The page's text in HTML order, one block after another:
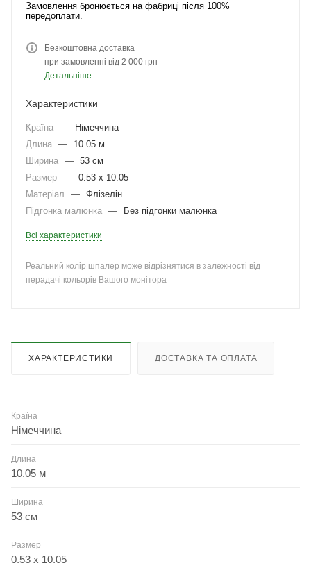
Замовлення бронюється на фабриці після 100%
передоплати.
Безкоштовна доставка
при замовленні від 2 000 грн
Детальніше
Характеристики
Країна —
Німеччина
Длина —
10.05 м
Ширина — 53 см
Размер — 0.53 x 10.05
Матеріал
— Флізелін
Підгонка малюнка — Без підгонки малюнка
Всі характеристики
Реальний колір шпалер може відрізнятися в залежності від
перадачі кольорів Вашого монітора
ХАРАКТЕРИСТИКИ ДОСТАВКА ТА ОПЛАТА
Країна
Німеччина
Длина
10.05 м
Ширина
53 см
Размер
0.53 x 10.05